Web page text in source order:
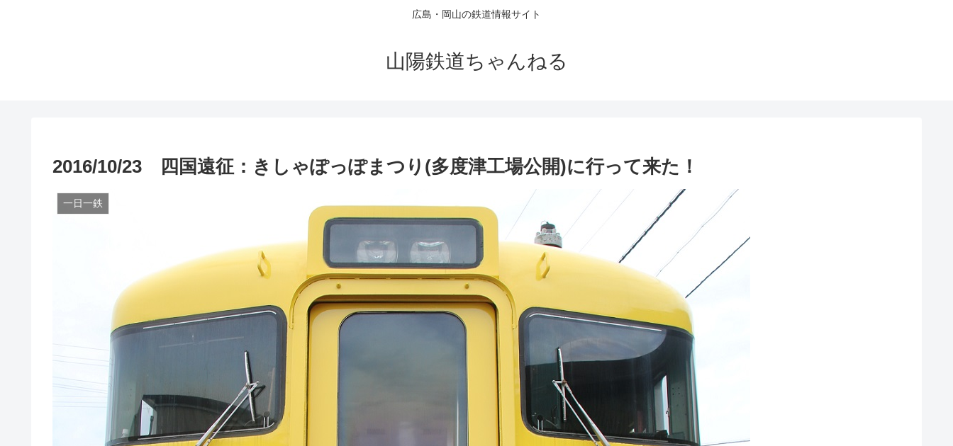
広島・岡山の鉄道情報サイト
山陽鉄道ちゃんねる
2016/10/23 四国遠征：きしゃぽっぽまつり(多度津工場公開)に行って来た！
一日一鉄